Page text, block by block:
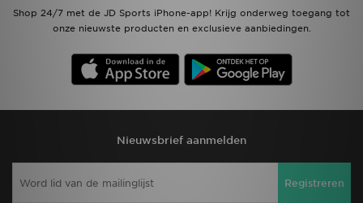
Shop 24/7 met de JD Sports iPhone-app! Krijg onderweg toegang tot
onze nieuwste producten en exclusieve aanbiedingen.
Nieuwsbrief aanmelden
Registreren